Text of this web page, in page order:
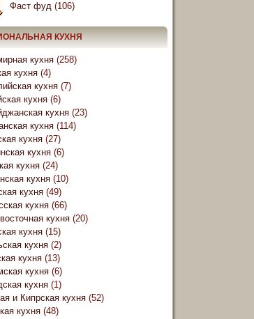
Фаст фуд (106)
КУХНЯ
кухня(258)
кухня (4)
кухня (7)
кухня (6)
кухня (23)
кухня (114)
кухня (27)
кухня (6)
кухня (24)
кухня (10)
кухня (49)
кухня (66)
кухня (20)
кухня (15)
кухня (2)
кухня (13)
кухня (6)
кухня (1)
и Кипрская кухня (52)
кухня (48)